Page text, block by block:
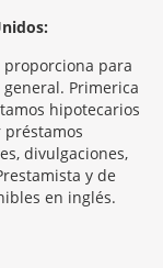
para
Primerica
hipotecarios
préstamos
divulgaciones,
y de
en inglés.